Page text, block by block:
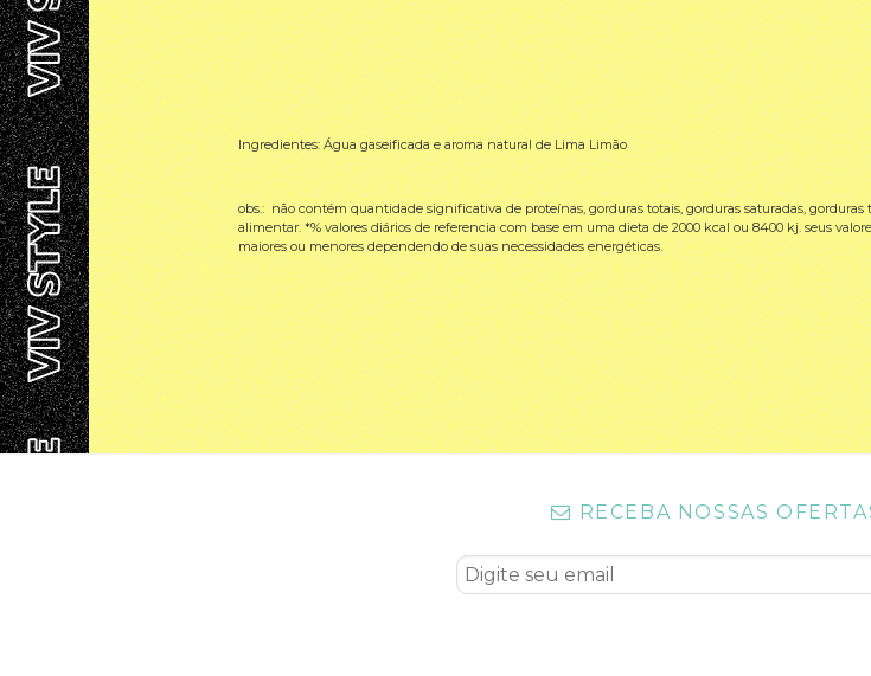
Ingredientes: Água gaseificada e aroma natural de Lima Limão
obs.: não contém quantidade significativa de proteínas, gorduras totais, gorduras saturadas, gorduras
alimentar. *% valores diários de referencia com base em uma dieta de 2000 kcal ou 8400 kj. seus
maiores ou menores dependendo de suas necessidades energéticas.
RECEBA NOSSAS